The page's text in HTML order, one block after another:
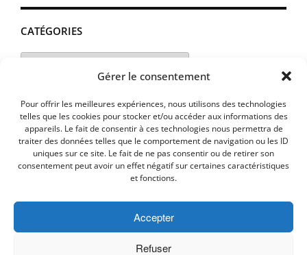
Gérer le consentement
Pour offrir les meilleures expériences, nous utilisons des technologies
telles que les cookies pour stocker et/ou accéder aux informations des
appareils. Le fait de consentir à ces technologies nous permettra de
traiter des données telles que le comportement de navigation ou les ID
uniques sur ce site. Le fait de ne pas consentir ou de retirer son
consentement peut avoir un effet négatif sur certaines caractéristiques
et fonctions.
Accepter
Refuser
CATÉGORIES
Catégories
PLAN D’ACCES